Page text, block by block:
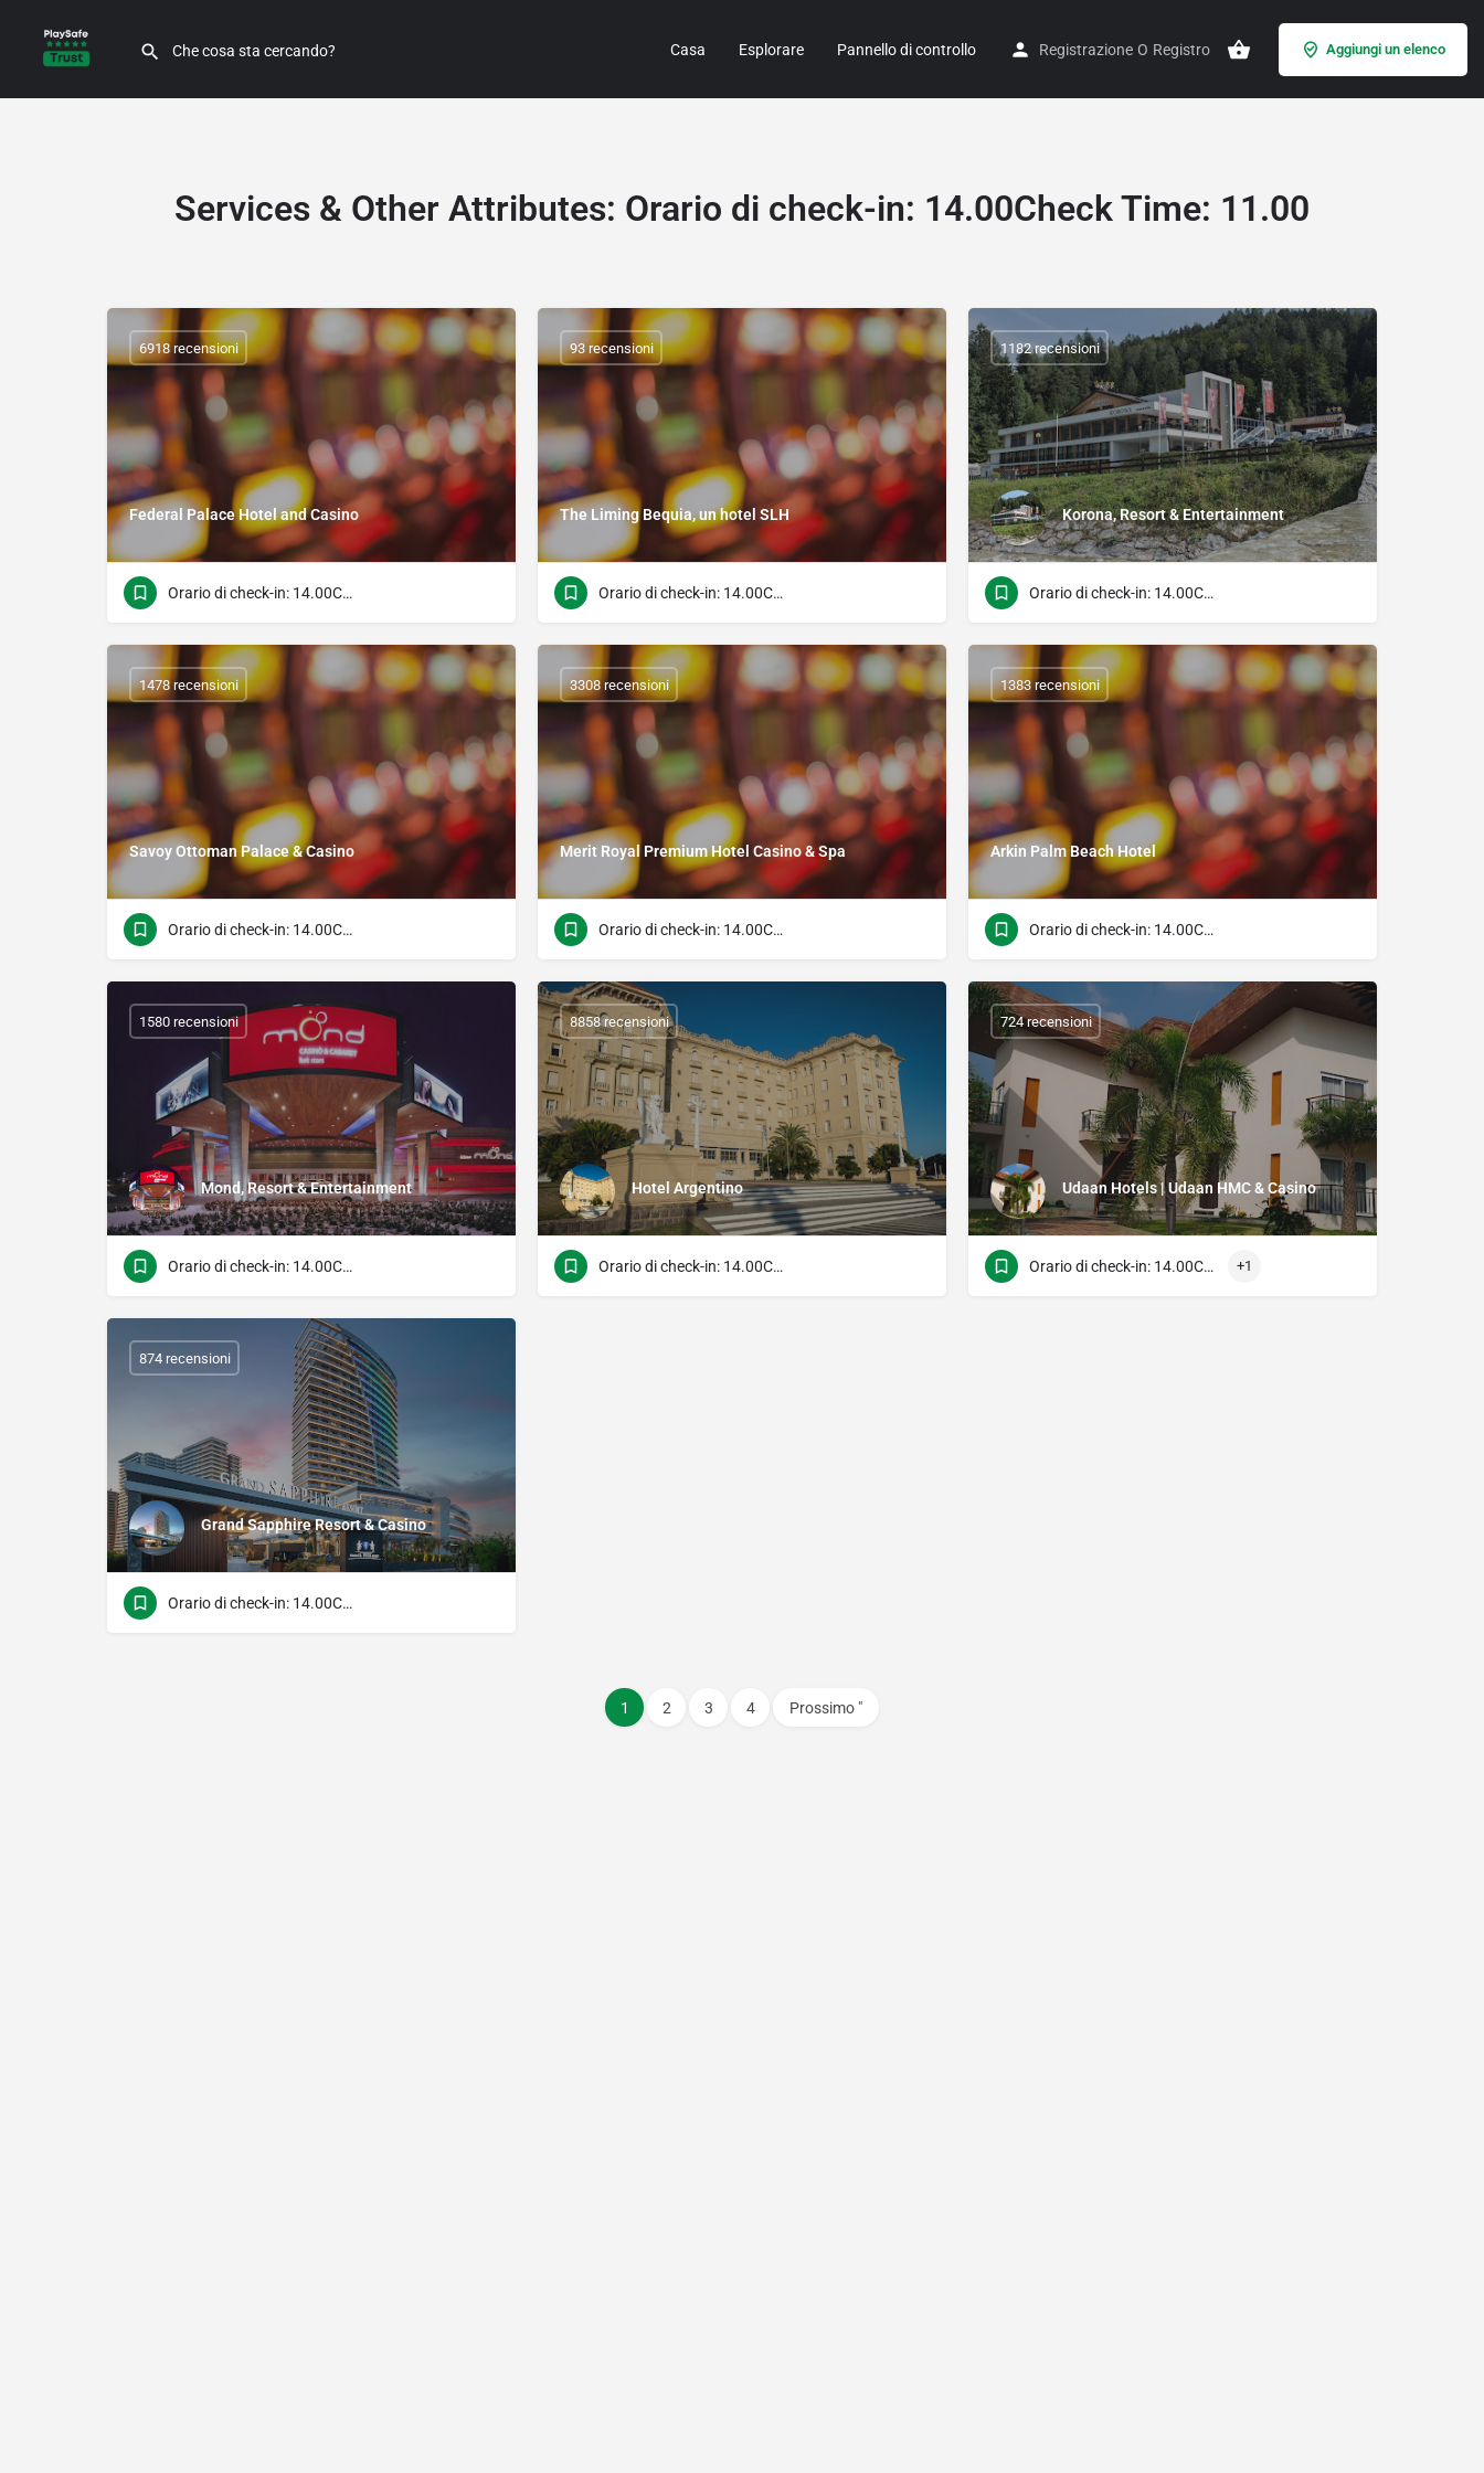
Casa Esplorare Pannello di controllo Registrazione O Registro Aggiungi un elenco
Services & Other Attributes: Orario di check-in: 14.00Check Time: 11.00
Federal Palace Hotel and Casino
6918 recensioni
Orario di check-in: 14.00Check Time: 11.00
The Liming Bequia, un hotel SLH
93 recensioni
Orario di check-in: 14.00Check Time: 11.00
Korona, Resort & Entertainment
1182 recensioni
Orario di check-in: 14.00Check Time: 11.00
Savoy Ottoman Palace & Casino
1478 recensioni
Orario di check-in: 14.00Check Time: 11.00
Merit Royal Premium Hotel Casino & Spa
3308 recensioni
Orario di check-in: 14.00Check Time: 11.00
Arkin Palm Beach Hotel
1383 recensioni
Orario di check-in: 14.00Check Time: 11.00
Mond, Resort & Entertainment
1580 recensioni
Orario di check-in: 14.00Check Time: 11.00
Hotel Argentino
8858 recensioni
Orario di check-in: 14.00Check Time: 11.00
Udaan Hotels | Udaan HMC & Casino
724 recensioni
Orario di check-in: 14.00Check Time: 11.00 +1
Grand Sapphire Resort & Casino
874 recensioni
Orario di check-in: 14.00Check Time: 11.00
1 2 3 4 Prossimo "